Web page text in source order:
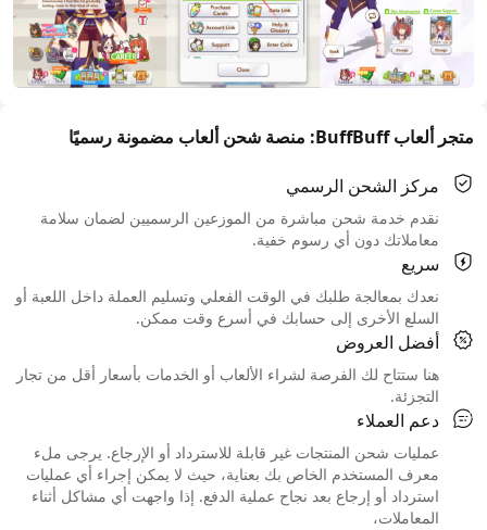
متجر ألعاب BuffBuff: منصة شحن ألعاب مضمونة رسميًا
مركز الشحن الرسمي
نقدم خدمة شحن مباشرة من الموزعين الرسميين لضمان سلامة
معاملاتك دون أي رسوم خفية.
سريع
نعدك بمعالجة طلبك في الوقت الفعلي وتسليم العملة داخل اللعبة أو
السلع الأخرى إلى حسابك في أسرع وقت ممكن.
أفضل العروض
هنا ستتاح لك الفرصة لشراء الألعاب أو الخدمات بأسعار أقل من تجار
التجزئة.
دعم العملاء
عمليات شحن المنتجات غير قابلة للاسترداد أو الإرجاع. يرجى ملء
معرف المستخدم الخاص بك بعناية، حيث لا يمكن إجراء أي عمليات
استرداد أو إرجاع بعد نجاح عملية الدفع. إذا واجهت أي مشاكل أثناء
المعاملات،